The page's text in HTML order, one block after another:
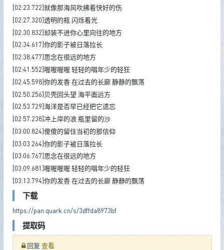
[02:23.722]就像那海风吹拂着快好的伤
[02:27.320]透明的瓶 闪烁着光
[02:30.832]却装不进你心里向往的地方
[02:34.617]你的影子被日落拉长
[02:38.477]思念在很远的地方
[02:41.552]喔喔喔喔 轻轻的唱年少的轻狂
[02:45.598]你的发香 在过去的长廊 静静的飘荡
[02:50.256]贝壳回头望 海平面远方
[02:53.729]海洋是否早已经把它遗忘
[02:57.238]冲上岸的浪 瓶里留的沙
[03:00.824]傻傻的留住当初的那信仰
[03:03.264]你的影子被日落拉长
[03:06.767]思念在很远的地方
[03:09.681]喔喔喔喔 轻轻的唱年少的轻狂
[03:13.794]你的发香 在过去的长廊 静静的飘荡
下载
https://pan.quark.cn/s/3dffda8973bf
提取码
回复 查看